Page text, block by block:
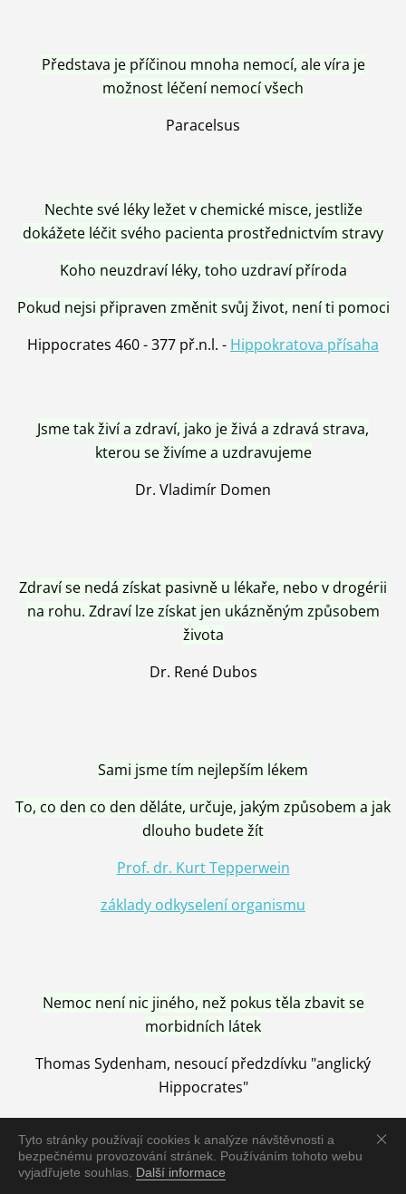
Tyto stránky používají cookies k analýze návštěvnosti a
bezpečnému provozování stránek. Používáním tohoto webu
vyjadřujete souhlas. Další informace
Představa je příčinou mnoha nemocí, ale víra je
možnost léčení nemocí všech
Paracelsus
Nechte své léky ležet v chemické misce, jestliže
dokážete léčit svého pacienta prostřednictvím stravy
Koho neuzdraví léky, toho uzdraví příroda
Pokud nejsi připraven změnit svůj život, není ti pomoci
Hippocrates 460 - 377 př.n.l. - Hippokratova přísaha
Jsme tak živí a zdraví, jako je živá a zdravá strava,
kterou se živíme a uzdravujeme
Dr. Vladimír Domen
Zdraví se nedá získat pasivně u lékaře, nebo v drogérii
na rohu. Zdraví lze získat jen ukázněným způsobem
života
Dr. René Dubos
Sami jsme tím nejlepším lékem
To, co den co den děláte, určuje, jakým způsobem a jak
dlouho budete žít
Prof. dr. Kurt Tepperwein
základy odkyselení organismu
Nemoc není nic jiného, než pokus těla zbavit se
morbidních látek
Thomas Sydenham, nesoucí předzdívku "anglický
Hippocrates"
Nemoc je vyléčena jen pomocí Přírody, neutralizací a